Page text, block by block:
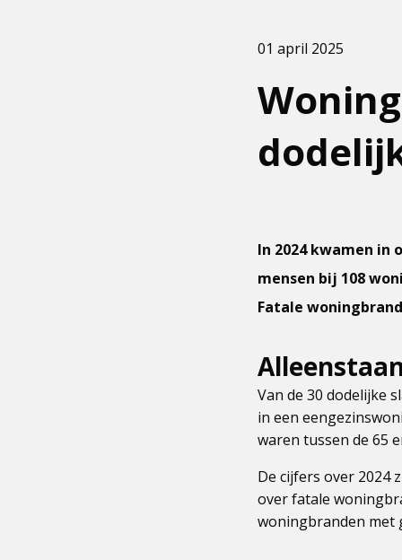
01 april 2025
In 2024 kwamen in
mensen bij 108
Fatale
Van de 30 dodelijke
in een
waren tussen de 65
De cijfers over 2024
over fatale
woningbranden met